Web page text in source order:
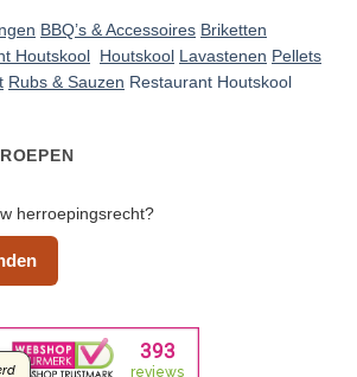
BBQ’s & Accessoires Briketten
Houtskool Houtskool Lavastenen Pellets
Rubs & Sauzen Restaurant Houtskool
herroepingsrecht?